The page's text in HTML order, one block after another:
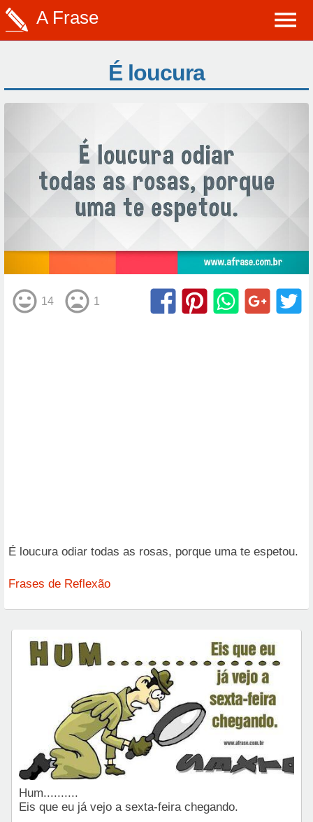
A Frase
É loucura
14 1
É loucura odiar todas as rosas, porque uma te espetou.
Frases de Reflexão
Hum..........
Eis que eu já vejo a sexta-feira chegando.